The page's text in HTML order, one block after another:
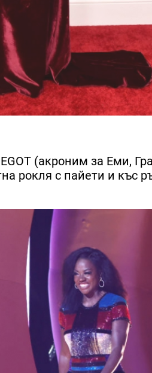
(акроним за Еми,
рокля с пайети и къс